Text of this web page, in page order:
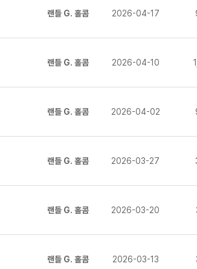
랜들 G. 홀콤 2026-04-17
랜들 G. 홀콤 2026-04-10
랜들 G. 홀콤 2026-04-02
랜들 G. 홀콤 2026-03-27
랜들 G. 홀콤 2026-03-20
랜들 G. 홀콤 2026-03-13